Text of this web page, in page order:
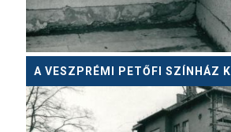
A VESZPRÉMI PETŐFI SZÍNHÁZ